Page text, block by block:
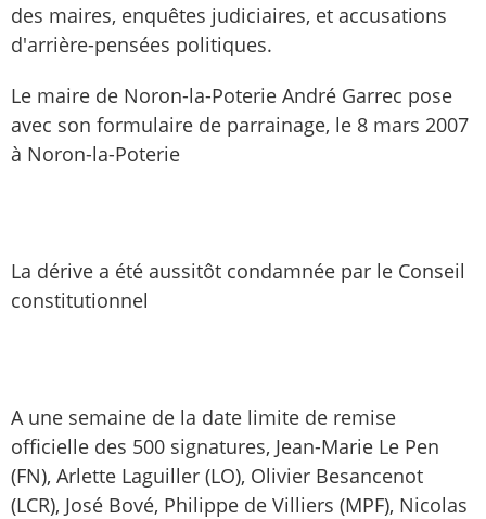
des maires, enquêtes judiciaires, et accusations
d'arrière-pensées politiques.
Le maire de Noron-la-Poterie André Garrec pose
avec son formulaire de parrainage, le 8 mars 2007
à Noron-la-Poterie
La dérive a été aussitôt condamnée par le Conseil
constitutionnel
A une semaine de la date limite de remise
officielle des 500 signatures, Jean-Marie Le Pen
(FN), Arlette Laguiller (LO), Olivier Besancenot
(LCR), José Bové, Philippe de Villiers (MPF), Nicolas